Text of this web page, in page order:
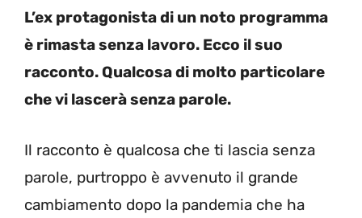
L’ex protagonista di un noto programma
è rimasta senza lavoro. Ecco il suo
racconto. Qualcosa di molto particolare
che vi lascerà senza parole.
Il racconto è qualcosa che ti lascia senza
parole, purtroppo è avvenuto il grande
cambiamento dopo la pandemia che ha